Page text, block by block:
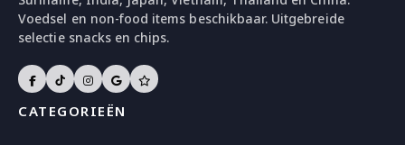
Voedsel en non-food items beschikbaar. Uitgebreide
selectie snacks en chips.
CATEGORIEËN